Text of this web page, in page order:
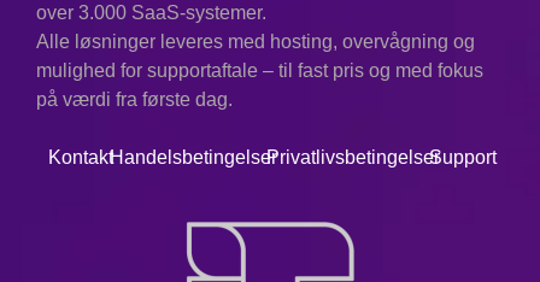
over 3.000 SaaS-systemer.
Alle løsninger leveres med hosting, overvågning og
mulighed for supportaftale – til fast pris og med fokus
på værdi fra første dag.
KontaktHandelsbetingelserPrivatlivsbetingelserSupport